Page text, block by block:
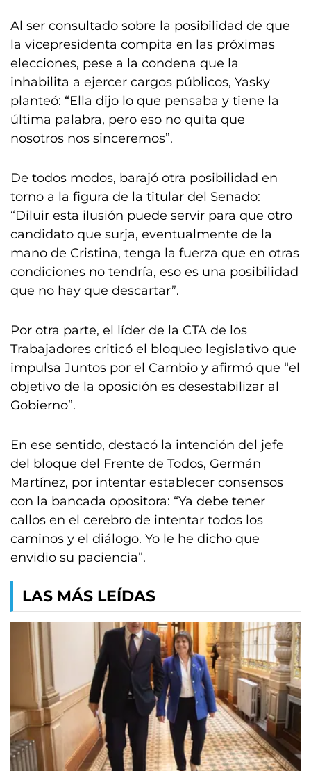
Al ser consultado sobre la posibilidad de que
la vicepresidenta compita en las próximas
elecciones, pese a la condena que la
inhabilita a ejercer cargos públicos, Yasky
planteó: “Ella dijo lo que pensaba y tiene la
última palabra, pero eso no quita que
nosotros nos sinceremos”.
De todos modos, barajó otra posibilidad en
torno a la figura de la titular del Senado:
“Diluir esta ilusión puede servir para que otro
candidato que surja, eventualmente de la
mano de Cristina, tenga la fuerza que en otras
condiciones no tendría, eso es una posibilidad
que no hay que descartar”.
Por otra parte, el líder de la CTA de los
Trabajadores criticó el bloqueo legislativo que
impulsa Juntos por el Cambio y afirmó que “el
objetivo de la oposición es desestabilizar al
Gobierno”.
En ese sentido, destacó la intención del jefe
del bloque del Frente de Todos, Germán
Martínez, por intentar establecer consensos
con la bancada opositora: “Ya debe tener
callos en el cerebro de intentar todos los
caminos y el diálogo. Yo le he dicho que
envidio su paciencia”.
LAS MÁS LEÍDAS